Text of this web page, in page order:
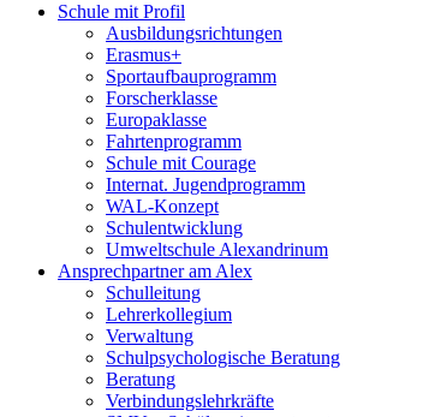
Schule mit Profil
Ausbildungsrichtungen
Erasmus+
Sportaufbauprogramm
Forscherklasse
Europaklasse
Fahrtenprogramm
Schule mit Courage
Internat. Jugendprogramm
WAL-Konzept
Schulentwicklung
Umweltschule Alexandrinum
Ansprechpartner am Alex
Schulleitung
Lehrerkollegium
Verwaltung
Schulpsychologische Beratung
Beratung
Verbindungslehrkräfte